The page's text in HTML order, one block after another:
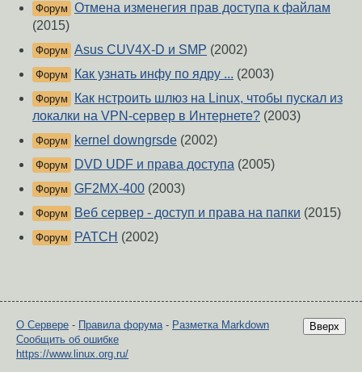
Форум Отмена изменегия прав доступа к файлам
(2015)
Форум Asus CUV4X-D и SMP (2002)
Форум Как узнать инфу по ядру ... (2003)
Форум
Как нстроить шлюз на Linux, чтобы пускал из
локалки на VPN-сервер в Интернете? (2003)
Форум kernel downgrsde (2002)
Форум DVD UDF и права доступа (2005)
Форум GF2MX-400 (2003)
Форум Веб сервер - доступ и права на папки (2015)
Форум PATCH (2002)
Вверх
О Сервере - Правила форума- Разметка Markdown
Сообщить об ошибке
https://www.linux.org.ru/